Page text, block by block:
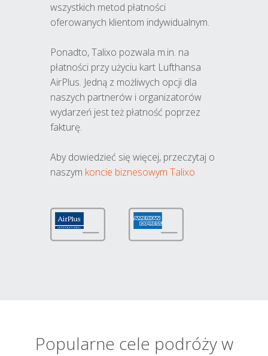
wszystkich metod płatności
oferowanych klientom indywidualnym.
Ponadto, Talixo pozwala m.in. na
płatności przy użyciu kart Lufthansa
AirPlus. Jedną z możliwych opcji dla
naszych partnerów i organizatorów
wydarzeń jest też płatność poprzez
fakturę.
Aby dowiedzieć się więcej, przeczytaj o
naszym koncie biznesowym Talixo
Popularne cele podróży w